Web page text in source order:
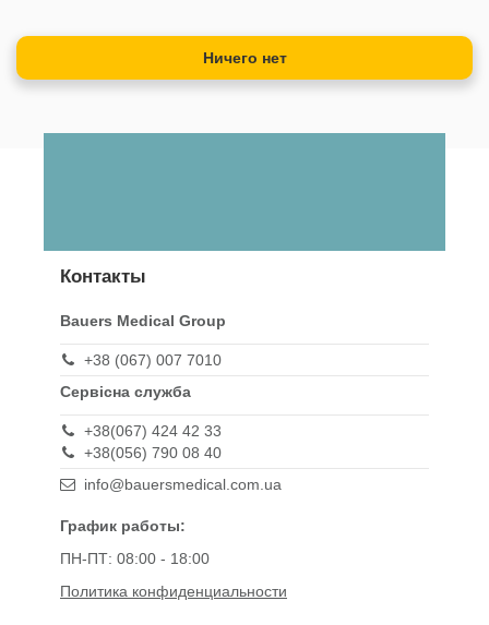
Ничего нет
Контакты
Bauers Medical Group
+38 (067) 007 7010
Сервісна служба
+38(067) 424 42 33
+38(056) 790 08 40
info@bauersmedical.com.ua
График работы:
ПН-ПТ: 08:00 - 18:00
Политика конфиденциальности